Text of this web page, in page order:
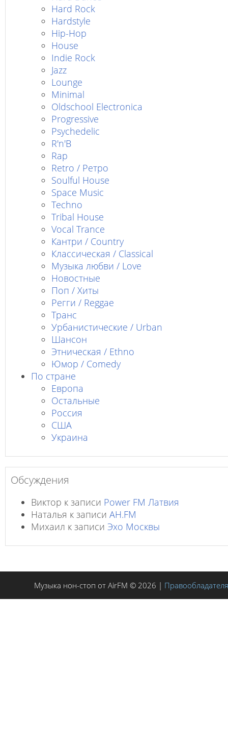
Hard Rock
Hardstyle
Hip-Hop
House
Indie Rock
Jazz
Lounge
Minimal
Oldschool Electronica
Progressive
Psychedelic
R'n'B
Rap
Retro / Ретро
Soulful House
Space Music
Techno
Tribal House
Vocal Trance
Кантри / Country
Классическая / Classical
Музыка любви / Love
Новостные
Поп / Хиты
Регги / Reggae
Транс
Урбанистические / Urban
Шансон
Этническая / Ethno
Юмор / Comedy
По стране
Европа
Остальные
Россия
США
Украина
Обсуждения
Виктор к записи Power FM Латвия
Наталья к записи AH.FM
Михаил к записи Эхо Москвы
Музыка нон-стоп от AirFM © 2026 |